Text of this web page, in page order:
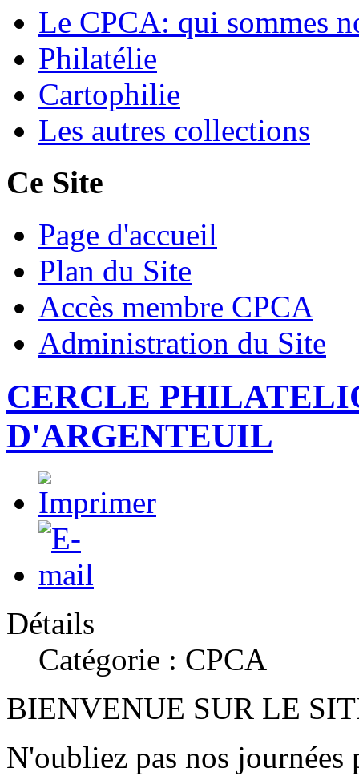
Le CPCA: qui sommes
Philatélie
Cartophilie
Les autres collections
Ce Site
Page d'accueil
Plan du Site
Accès membre CPCA
Administration du Site
CERCLE
D'ARGENTEUIL
Détails
Catégorie : CPCA
BIENVENUE SUR LE
N'oubliez pas nos journées